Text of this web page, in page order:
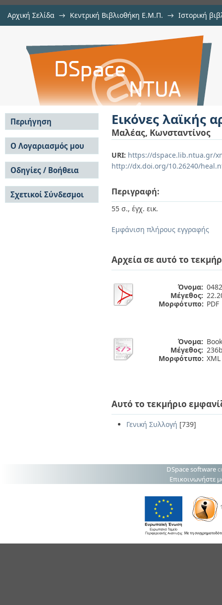
Αρχική Σελίδα → Κεντρική Βιβλιοθήκη Ε.Μ.Π. → Ιστορική
Εικόνες λαϊκής αρχιτεκτονικής
Εικόνες λαϊκής
Μαλέας, Κωνσταντίνος
URI: https://dspace.lib.ntua.gr/
http://dx.doi.org/10.26240/
Περιγραφή:
55 σ., έγχ. εικ.
Εμφάνιση πλήρους εγγραφής
Αρχεία σε αυτό το
Όνομα:
Μέγεθος:
Μορφότυπο: PDF
Όνομα:
Μέγεθος:
Μορφότυπο: XML
Αυτό το τεκμήριο
Γενική Συλλογή [739]
Περιήγηση
Σε όλο το DSpace
Κοινότητες & Συλλογές
Ανά Ημερομηνία
Έκδοσης
Συγγραφείς
Τίτλοι
Θέματα
Ο Λογαριασμός μου
Σύνδεση
Εγγραφή
Οδηγίες / Βοήθεια
Οδηγίες Υποβολής
Οδηγίες Χρήσης ΙΑ
Συχνές Ερωτήσεις
Σχετικοί Σύνδεσμοι
DSpace software
Επικοινωνήστε